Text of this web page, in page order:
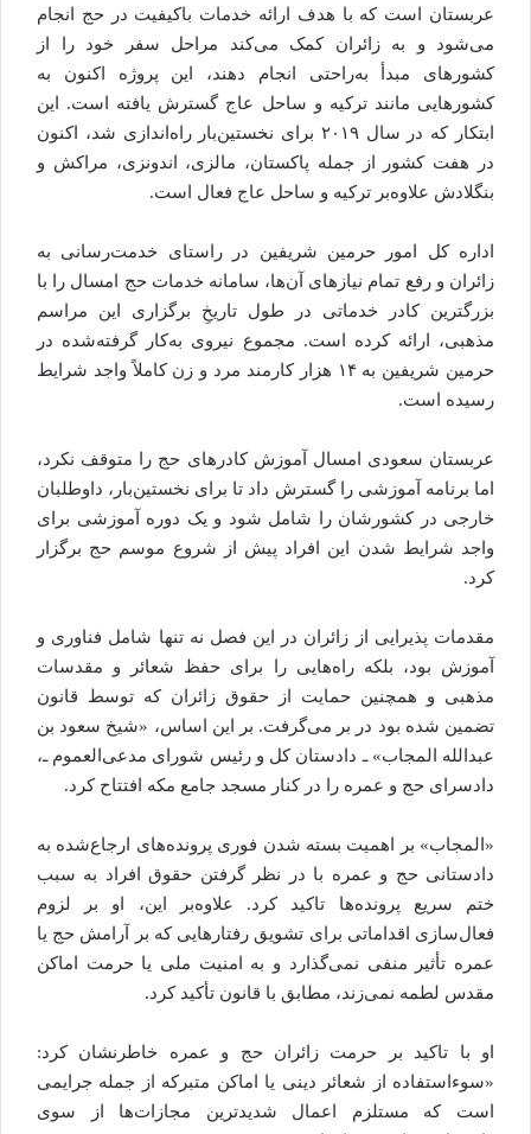
عربستان است که با هدف ارائه خدمات باکیفیت در حج انجام
می‌شود و به زائران کمک می‌کند مراحل سفر خود را از
کشورهای مبدأ به‌راحتی انجام دهند، این پروژه اکنون به
کشورهایی مانند ترکیه و ساحل عاج گسترش یافته است. این
ابتکار که در سال ۲۰۱۹ برای نخستین‌بار راه‌اندازی شد، اکنون
در هفت کشور از جمله پاکستان، مالزی، اندونزی، مراکش و
بنگلادش علاوه‌بر ترکیه و ساحل عاج فعال است.
اداره کل امور حرمین شریفین در راستای خدمت‌رسانی به
زائران و رفع تمام نیازهای آن‌ها، سامانه خدمات حج امسال را با
بزرگترین کادر خدماتی در طول تاریخِ برگزاری این مراسم
مذهبی، ارائه کرده است. مجموع نیروی به‌کار گرفته‌شده در
حرمین شریفین به ۱۴ هزار کارمند مرد و زن کاملاً واجد شرایط
رسیده است.
عربستان سعودی امسال آموزش کادرهای حج را متوقف نکرد،
اما برنامه آموزشی را گسترش داد تا برای نخستین‌بار، داوطلبان
خارجی در کشورشان را شامل شود و یک دوره آموزشی برای
واجد شرایط شدن این افراد پیش از شروع موسم حج برگزار
کرد.
مقدمات پذیرایی از زائران در این فصل نه تنها شامل فناوری و
آموزش بود، بلکه راه‌هایی را برای حفظ شعائر و مقدسات
مذهبی و همچنین حمایت از حقوق زائران که توسط قانون
تضمین شده بود در بر می‌گرفت. بر این اساس، «شیخ سعود بن
عبدالله المجاب» ـ دادستان کل و رئیس شورای مدعی‌العموم ـ،
دادسرای حج و عمره را در کنار مسجد جامع مکه افتتاح کرد.
«المجاب» بر اهمیت بسته شدن فوری پرونده‌های ارجاع‌شده به
دادستانی حج و عمره با در نظر گرفتن حقوق افراد به سبب
ختم سریع پرونده‌ها تاکید کرد. علاوه‌بر این، او بر لزوم
فعال‌سازی اقداماتی برای تشویق رفتارهایی که بر آرامش حج یا
عمره تأثیر منفی نمی‌گذارد و به امنیت ملی یا حرمت اماکن
مقدس لطمه نمی‌زند، مطابق با قانون تأکید کرد.
او با تاکید بر حرمت زائران حج و عمره خاطرنشان کرد:
«سوءاستفاده از شعائر دینی یا اماکن متبرکه از جمله جرایمی
است که مستلزم اعمال شدیدترین مجازات‌ها از سوی